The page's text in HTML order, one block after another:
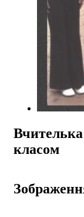
Вчителька
класом